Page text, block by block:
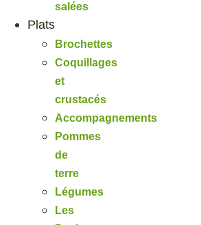
salées
Plats
Brochettes
Coquillages
et
crustacés
Accompagnements
Pommes
de
terre
Légumes
Les